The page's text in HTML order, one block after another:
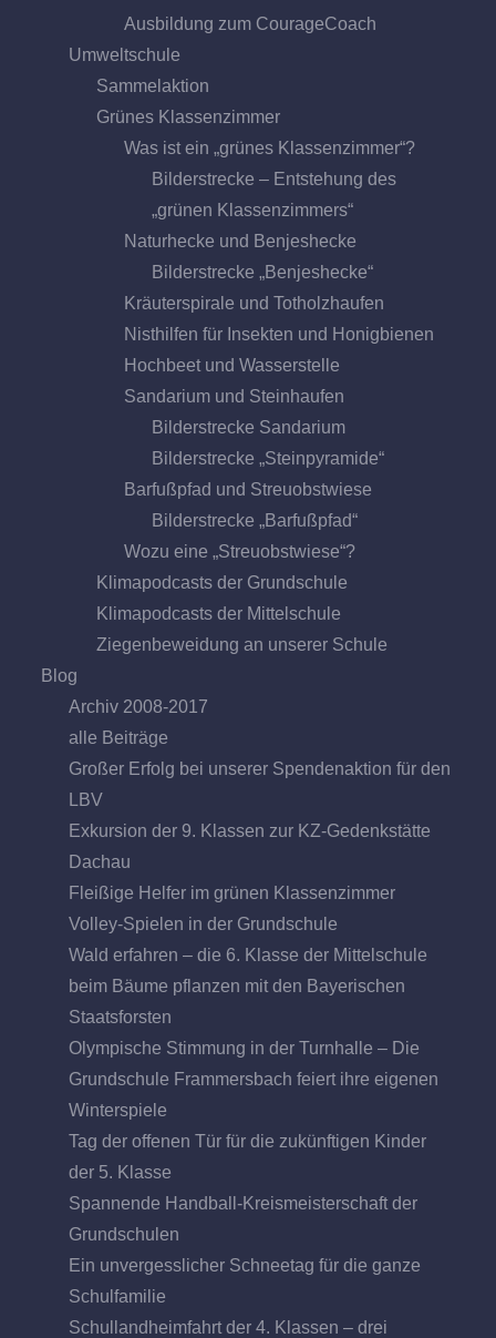
Ausbildung zum CourageCoach
Umweltschule
Sammelaktion
Grünes Klassenzimmer
Was ist ein „grünes Klassenzimmer“?
Bilderstrecke – Entstehung des
„grünen Klassenzimmers“
Naturhecke und Benjeshecke
Bilderstrecke „Benjeshecke“
Kräuterspirale und Totholzhaufen
Nisthilfen für Insekten und Honigbienen
Hochbeet und Wasserstelle
Sandarium und Steinhaufen
Bilderstrecke Sandarium
Bilderstrecke „Steinpyramide“
Barfußpfad und Streuobstwiese
Bilderstrecke „Barfußpfad“
Wozu eine „Streuobstwiese“?
Klimapodcasts der Grundschule
Klimapodcasts der Mittelschule
Ziegenbeweidung an unserer Schule
Blog
Archiv 2008-2017
alle Beiträge
Großer Erfolg bei unserer Spendenaktion für den
LBV
Exkursion der 9. Klassen zur KZ-Gedenkstätte
Dachau
Fleißige Helfer im grünen Klassenzimmer
Volley-Spielen in der Grundschule
Wald erfahren – die 6. Klasse der Mittelschule
beim Bäume pflanzen mit den Bayerischen
Staatsforsten
Olympische Stimmung in der Turnhalle – Die
Grundschule Frammersbach feiert ihre eigenen
Winterspiele
Tag der offenen Tür für die zukünftigen Kinder
der 5. Klasse
Spannende Handball-Kreismeisterschaft der
Grundschulen
Ein unvergesslicher Schneetag für die ganze
Schulfamilie
Schullandheimfahrt der 4. Klassen – drei